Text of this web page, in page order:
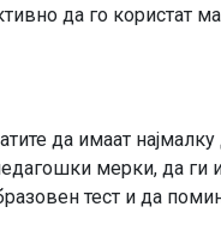
да го користат
да имаат
мерки, да ги
тест и да